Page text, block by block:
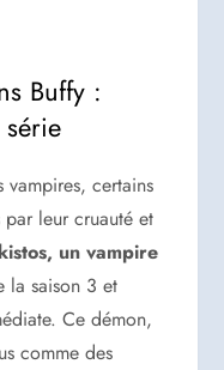
Buffy :
vampires, certains
par leur cruauté et
un vampire
la saison 3 et
Ce démon,
comme des